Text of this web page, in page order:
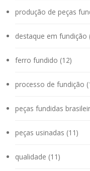
produção de peças
destaque em fundição
ferro fundido (12)
processo de fundição
peças fundidas
peças usinadas (11)
qualidade (11)